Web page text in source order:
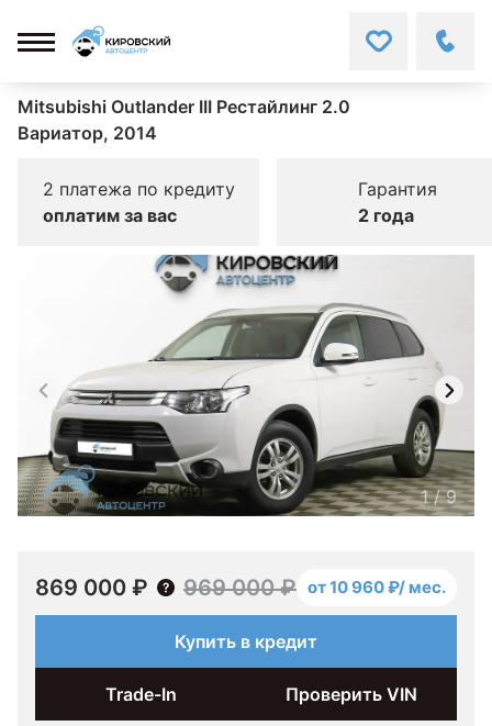
Mitsubishi Outlander III Рестайлинг 2.0
Вариатор, 2014
2 платежа по кредиту
оплатим за вас
Гарантия
2 года
1/9
869 000 ₽ 969 000 ₽ от 10 960 ₽/ мес.
Купить в кредит
Trade-In Проверить VIN